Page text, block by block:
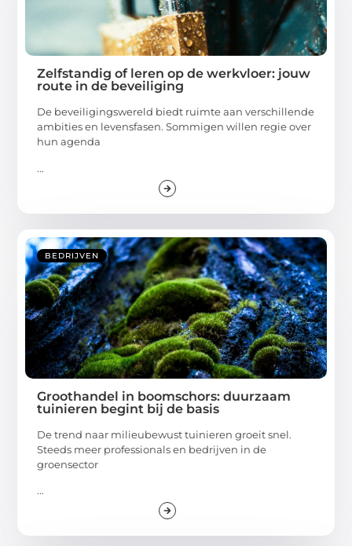
Zelfstandig of leren op de werkvloer: jouw
route in de beveiliging
De beveiligingswereld biedt ruimte aan verschillende
ambities en levensfasen. Sommigen willen regie over
hun agenda
...
BEDRIJVEN
Groothandel in boomschors: duurzaam
tuinieren begint bij de basis
De trend naar milieubewust tuinieren groeit snel.
Steeds meer professionals en bedrijven in de
groensector
...